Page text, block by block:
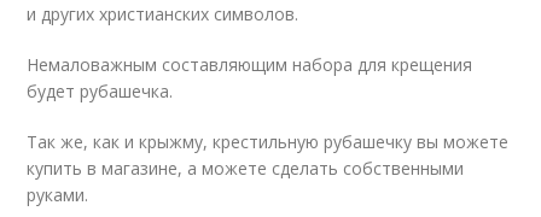
и других христианских символов.
Немаловажным составляющим набора для крещения
будет рубашечка.
Так же, как и крыжму, крестильную рубашечку вы можете
купить в магазине, а можете сделать собственными
руками.